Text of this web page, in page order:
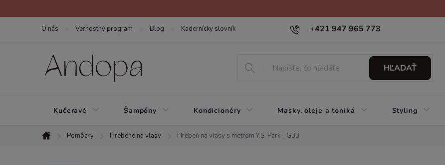
na
+421 947 965 773
O nás Vernostný program Blog Kadernícky slovník
HĽADAŤ
Kučeravé Šampóny Kondicionéry Masky, oleje a toniká Styling
Domov
Pomôcky Hrebene na vlasy Hrebeň na vlasy s metrom Y.S. Park - G33